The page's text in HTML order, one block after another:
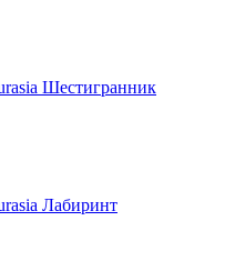
Шестигранник
Лабиринт